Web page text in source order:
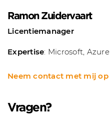
Ramon Zuidervaart
Licentiemanager
Expertise: Microsoft, Azure
Neem contact met mij op
Vragen?